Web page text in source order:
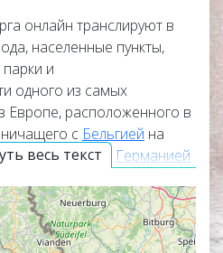
весь текст
онлайн транслируют в
населенные пункты,
парки и
одного из самых
Европе, расположенного в
с Бельгией на
и юге и с Германией
Карта веб камер
каждой